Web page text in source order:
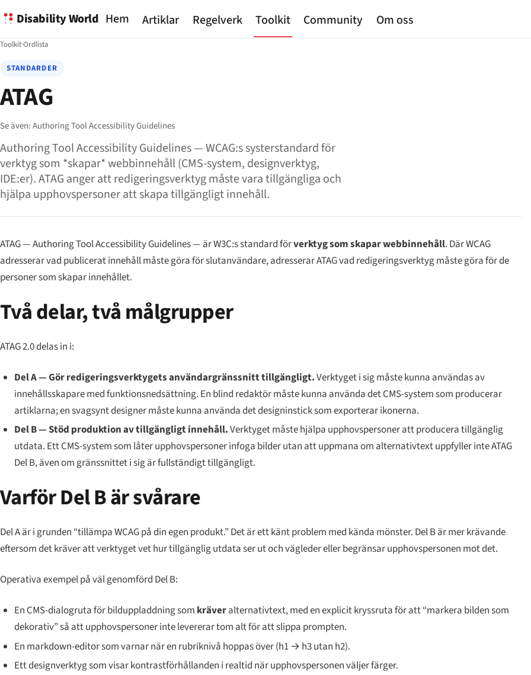
Disability World Hem Artiklar Regelverk Toolkit Community Om oss
Toolkit·Ordlista
STANDARDER
ATAG
Se även:Authoring Tool Accessibility Guidelines
Authoring Tool Accessibility Guidelines — WCAG:s systerstandard för
verktyg som *skapar* webbinnehåll (CMS-system, designverktyg,
IDE:er). ATAG anger att redigeringsverktyg måste vara tillgängliga och
hjälpa upphovspersoner att skapa tillgängligt innehåll.
ATAG — Authoring Tool Accessibility Guidelines — är W3C:s standard förverktyg som skapar webbinnehåll. Där WCAG
adresserar vad publicerat innehåll måste göra för slutanvändare, adresserar ATAG vad redigeringsverktyg måste göra för de
personer som skapar innehållet.
Två delar, två målgrupper
ATAG 2.0 delas in i:
Del A — Gör redigeringsverktygets användargränssnitt tillgängligt.Verktyget i sig måste kunna användas av
innehållsskapare med funktionsnedsättning. En blind redaktör måste kunna använda det CMS-system som producerar
artiklarna; en svagsynt designer måste kunna använda det designinstick som exporterar ikonerna.
Del B — Stöd produktion av tillgängligt innehåll.Verktyget måste hjälpa upphovspersoner att producera tillgänglig
utdata. Ett CMS-system som låter upphovspersoner infoga bilder utan att uppmana om alternativtext uppfyller inte ATAG
Del B, även om gränssnittet i sig är fullständigt tillgängligt.
Varför Del B är svårare
Del A är i grunden “tillämpa WCAG på din egen produkt.” Det är ett känt problem med kända mönster. Del B är mer krävande
eftersom det kräver att verktyget vet hur tillgänglig utdata ser ut och vägleder eller begränsar upphovspersonen mot det.
Operativa exempel på väl genomförd Del B:
En CMS-dialogruta för bilduppladdning som kräveralternativtext, med en explicit kryssruta för att “markera bilden som
dekorativ” så att upphovspersoner inte levererar tom alt för att slippa prompten.
En markdown-editor som varnar när en rubriknivå hoppas över (h1 → h3 utan h2).
Ett designverktyg som visar kontrastförhållanden i realtid när upphovspersonen väljer färger.